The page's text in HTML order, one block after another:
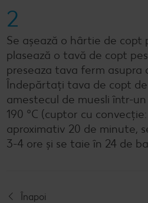
2
Se așează o hârtie de copt
plasează o tavă de copt
preseaza tava ferm asupra
Îndepărtați tava de copt
amestecul de muesli într-
190 °C (cuptor cu
aproximativ 20 de minute,
3-4 ore și se taie în 24 de
Înapoi